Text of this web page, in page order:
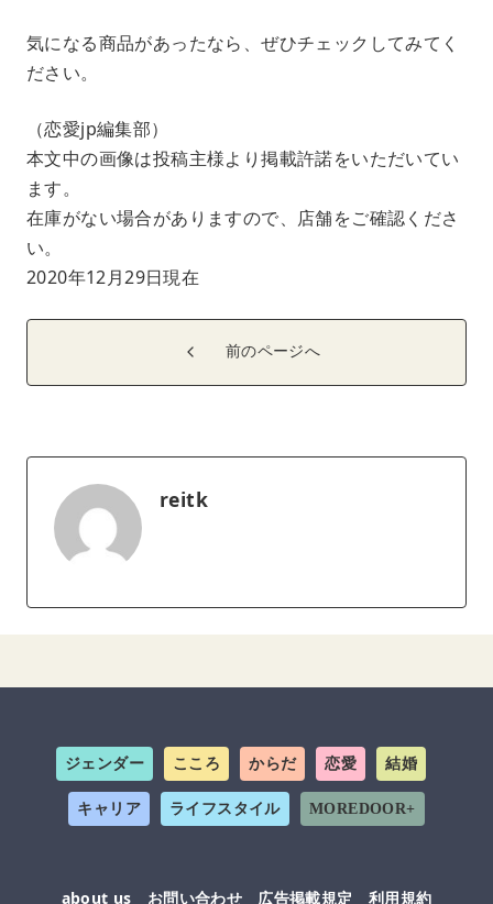
気になる商品があったなら、ぜひチェックしてみてく
ださい。
（恋愛jp編集部）
本文中の画像は投稿主様より掲載許諾をいただいてい
ます。
在庫がない場合がありますので、店舗をご確認くださ
い。
2020年12月29日現在
前のページへ
reitk
ジェンダー こころ からだ 恋愛 結婚
キャリア ライフスタイル MOREDOOR+
about us お問い合わせ 広告掲載規定 利用規約